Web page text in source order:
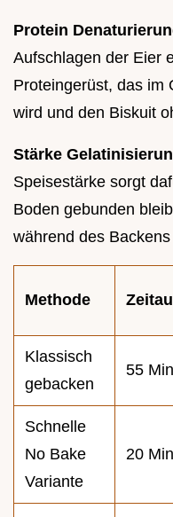
Protein
Aufschlagen der Eier
Proteingerüst, das im
wird und den Biskuit
Stärke
Speisestärke sorgt
Boden gebunden
während des
Methode
Klassisch
gebacken
55
Schnelle
No Bake
Variante
20